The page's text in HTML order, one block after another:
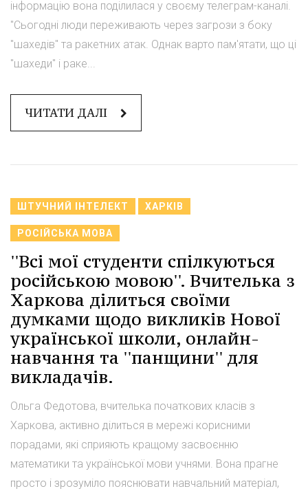
інформацію вона поділилася у своєму телеграм-каналі.
"Сьогодні люди переживають через загрози з боку
"шахедів" та ракетних атак. Однак варто пам'ятати, що ці
"шахеди" і раке...
ЧИТАТИ ДАЛІ
ШТУЧНИЙ ІНТЕЛЕКТ ХАРКІВ
РОСІЙСЬКА МОВА
''Всі мої студенти спілкуються
російською мовою''. Вчителька з
Харкова ділиться своїми
думками щодо викликів Нової
української школи, онлайн-
навчання та ''панщини'' для
викладачів.
Ольга Федотова, вчителька початкових класів з
Харкова, активно ділиться в мережі корисними
порадами, які сприяють кращому засвоєнню
математики та української мови учнями. Вона прагне
просто і зрозуміло пояснювати навчальний матеріал,